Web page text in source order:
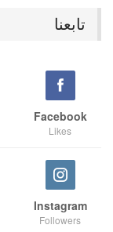
تابعنا
Facebook
Likes
Instagram
Followers